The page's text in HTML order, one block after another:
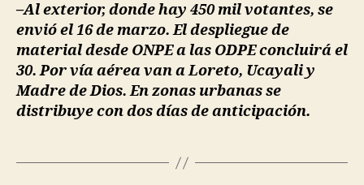
–Al exterior, donde hay 450 mil votantes, se
envió el 16 de marzo. El despliegue de
material desde ONPE a las ODPE concluirá el
30. Por vía aérea van a Loreto, Ucayali y
Madre de Dios. En zonas urbanas se
distribuye con dos días de anticipación.